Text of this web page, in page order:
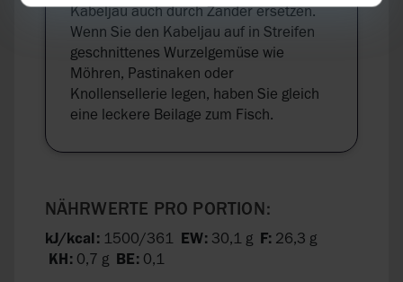
Kabeljau auch durch Zander ersetzen.
Wenn Sie den Kabeljau auf in Streifen
geschnittenes Wurzelgemüse wie
Möhren, Pastinaken oder
Knollensellerie legen, haben Sie gleich
eine leckere Beilage zum Fisch.
NÄHRWERTE PRO PORTION:
kJ/kcal:1500/361 EW:30,1 g F:26,3 g
KH:0,7 g BE:0,1